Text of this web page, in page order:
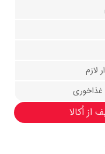
لازم
از اُکالا